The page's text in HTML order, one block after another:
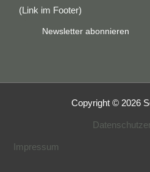
(Link im Footer)
Copyright © 2026
Impressum